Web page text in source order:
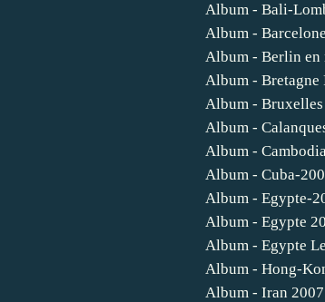
Album - Bali-
Album -
Album - Berlin en
Album - Bretagne
Album - Bruxelles
Album -
Album -
Album - Cuba-
Album - Egypte-
Album - Egypte
Album - Egypte
Album - Hong-
Album - Iran